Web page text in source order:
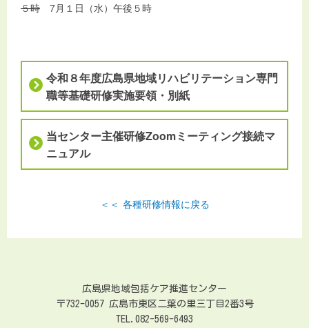
５時 7月１日（水）午後５時
令和８年度広島県地域リハビリテーション専門
職等基礎研修実施要領・別紙
当センター主催研修Zoomミーティング接続マ
ニュアル
各種研修情報に戻る
広島県地域包括ケア推進センター
〒732-0057 広島市東区二葉の里三丁目2番3号
TEL.082-569-6493